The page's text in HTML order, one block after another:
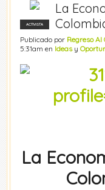
ACTIVISTA
La
Publicado por Regreso Al
5:31am en Ideasy
La